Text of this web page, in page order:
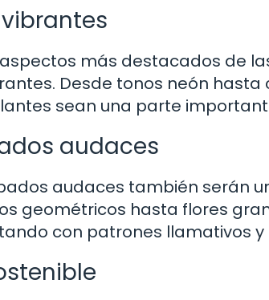
más destacados de
Desde tonos neón
sean una parte
audaces
audaces también serán
geométricos hasta flores
con patrones llamativos y